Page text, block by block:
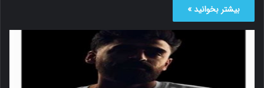
بیشتر بخوانید »